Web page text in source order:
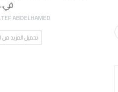
تحميل المزيد من